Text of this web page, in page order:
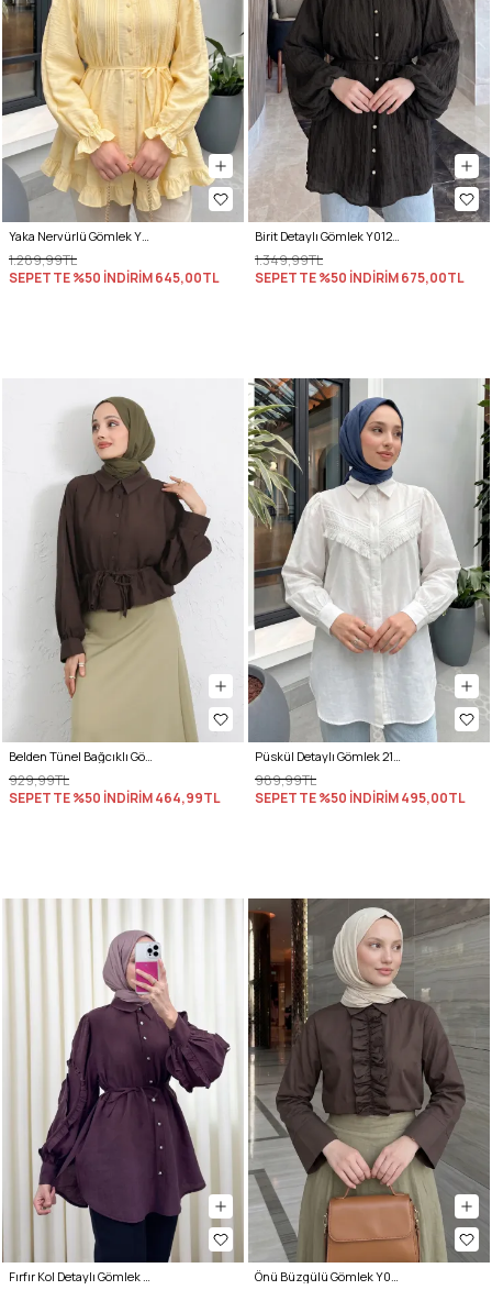
Yaka Nervürlü Gömlek Y0109 - AÇIK SARI
1.289,99TL
SEPETTE %50 İNDİRİM645,00TL
Birit Detaylı Gömlek Y0122 - A. KAHVE
1.349,99TL
SEPETTE %50 İNDİRİM675,00TL
Belden Tünel Bağcıklı Gömlek Y0117 - KAHVERENGİ
929,99TL
SEPETTE %50 İNDİRİM464,99TL
Püskül Detaylı Gömlek 2109 - BEYAZ
989,99TL
SEPETTE %50 İNDİRİM495,00TL
Fırfır Kol Detaylı Gömlek 0061 - MÜRDÜM Önü Büzgülü Gömlek Y0125 - KAHVERENGİ